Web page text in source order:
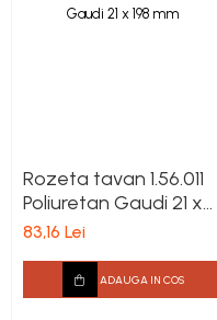
Rozeta tavan 1.56.011
Poliuretan Gaudi 21 x
198 mm
83,16 Lei
ADAUGA IN COS